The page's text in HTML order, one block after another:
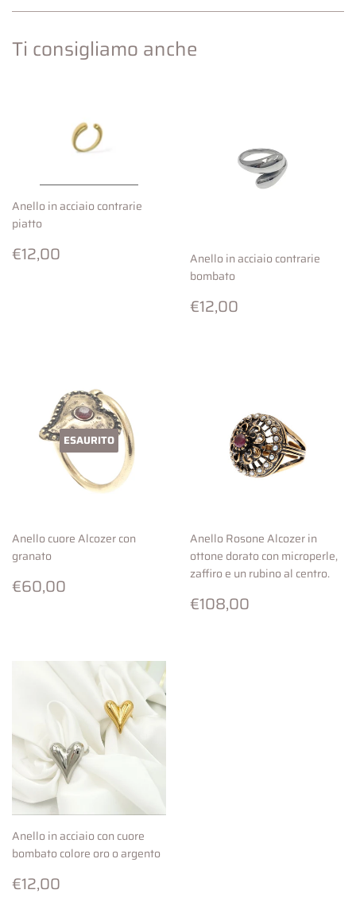
Ti consigliamo anche
Anello in acciaio contrarie
piatto
Prezzo
di
€12,00
Anello in acciaio contrarie
bombato
Prezzo
di
€12,00
ESAURITO
Anello cuore Alcozer con
granato
Prezzo
di
€60,00
Anello Rosone Alcozer in
ottone dorato con microperle,
zaffiro e un rubino al centro.
Prezzo
di
€108,00
Anello in acciaio con cuore
bombato colore oro o argento
Prezzo
di
€12,00